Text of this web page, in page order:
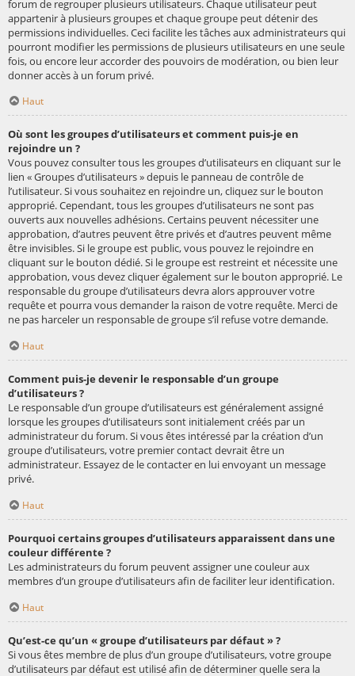
forum de regrouper plusieurs utilisateurs. Chaque utilisateur peut
appartenir à plusieurs groupes et chaque groupe peut détenir des
permissions individuelles. Ceci facilite les tâches aux administrateurs qui
pourront modifier les permissions de plusieurs utilisateurs en une seule
fois, ou encore leur accorder des pouvoirs de modération, ou bien leur
donner accès à un forum privé.
Haut
Où sont les groupes d’utilisateurs et comment puis-je en
rejoindre un ?
Vous pouvez consulter tous les groupes d’utilisateurs en cliquant sur le
lien « Groupes d’utilisateurs » depuis le panneau de contrôle de
l’utilisateur. Si vous souhaitez en rejoindre un, cliquez sur le bouton
approprié. Cependant, tous les groupes d’utilisateurs ne sont pas
ouverts aux nouvelles adhésions. Certains peuvent nécessiter une
approbation, d’autres peuvent être privés et d’autres peuvent même
être invisibles. Si le groupe est public, vous pouvez le rejoindre en
cliquant sur le bouton dédié. Si le groupe est restreint et nécessite une
approbation, vous devez cliquer également sur le bouton approprié. Le
responsable du groupe d’utilisateurs devra alors approuver votre
requête et pourra vous demander la raison de votre requête. Merci de
ne pas harceler un responsable de groupe s’il refuse votre demande.
Haut
Comment puis-je devenir le responsable d’un groupe
d’utilisateurs ?
Le responsable d’un groupe d’utilisateurs est généralement assigné
lorsque les groupes d’utilisateurs sont initialement créés par un
administrateur du forum. Si vous êtes intéressé par la création d’un
groupe d’utilisateurs, votre premier contact devrait être un
administrateur. Essayez de le contacter en lui envoyant un message
privé.
Haut
Pourquoi certains groupes d’utilisateurs apparaissent dans une
couleur différente ?
Les administrateurs du forum peuvent assigner une couleur aux
membres d’un groupe d’utilisateurs afin de faciliter leur identification.
Haut
Qu’est-ce qu’un « groupe d’utilisateurs par défaut » ?
Si vous êtes membre de plus d’un groupe d’utilisateurs, votre groupe
d’utilisateurs par défaut est utilisé afin de déterminer quelle sera la